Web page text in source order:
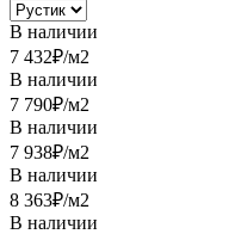
В наличии
7 432₽/м2
В наличии
7 790₽/м2
В наличии
7 938₽/м2
В наличии
8 363₽/м2
В наличии